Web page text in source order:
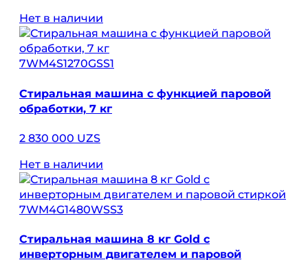
Нет в наличии
7WM4S1270GSS1
Стиральная машина с функцией паровой
обработки, 7 кг
2 830 000 UZS
Нет в наличии
7WM4G1480WSS3
Стиральная машина 8 кг Gold с
инверторным двигателем и паровой